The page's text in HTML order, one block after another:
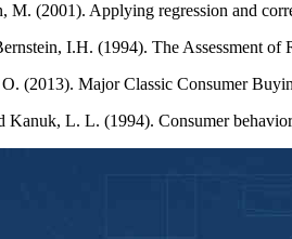
M. (2001). Applying regression and
I.H. (1994). The Assessment
(2013). Major Classic Consumer
Kanuk, L. L. (1994). Consumer